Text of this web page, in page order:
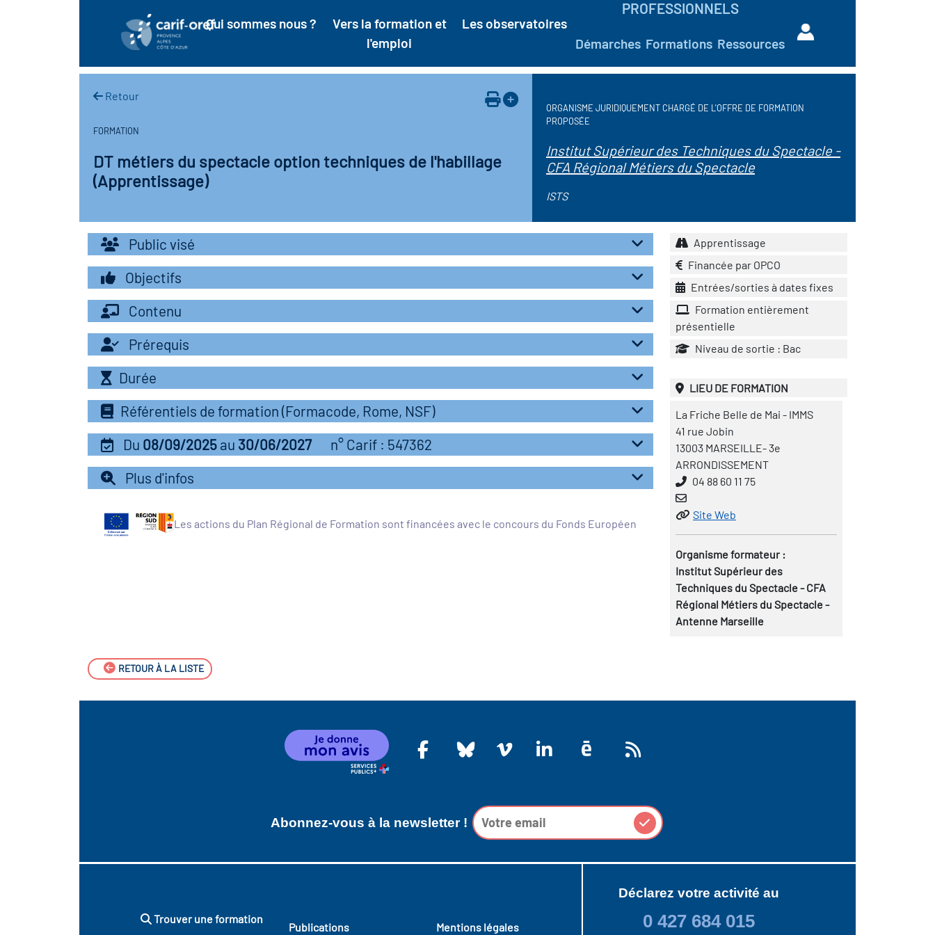
Qui sommes nous ?
Vers la formation et
l'emploi
Les observatoires
PROFESSIONNELS
Démarches Formations Ressources
Retour
FORMATION
DT métiers du spectacle option techniques de l'habillage
(Apprentissage)
ORGANISME JURIDIQUEMENT CHARGÉ DE L'OFFRE DE FORMATION
PROPOSÉE
Institut Supérieur des Techniques du Spectacle -
CFA Régional Métiers du Spectacle
ISTS
Public visé
Objectifs
Contenu
Prérequis
Durée
Référentiels de formation (Formacode, Rome, NSF)
Du 08/09/2025 au 30/06/2027
n° Carif : 547362
Plus d'infos
Les actions du Plan Régional de Formation sont financées avec le concours du Fonds Européen
Apprentissage
Financée par OPCO
Entrées/sorties à dates fixes
Formation entièrement
présentielle
Niveau de sortie : Bac
LIEU DE FORMATION
La Friche Belle de Mai - IMMS
41 rue Jobin
13003 MARSEILLE- 3e
ARRONDISSEMENT
04 88 60 11 75
Site Web
Organisme formateur :
Institut Supérieur des
Techniques du Spectacle - CFA
Régional Métiers du Spectacle -
Antenne Marseille
RETOUR À LA LISTE
Abonnez-vous à la newsletter !
Trouver une formation
Publications Mentions légales
Déclarez votre activité au
0 427 684 015